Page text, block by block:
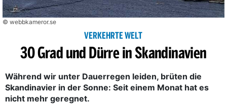
© webbkameror.se
VERKEHRTE WELT
30 Grad und Dürre in Skandinavien
Während wir unter Dauerregen leiden, brüten die
Skandinavier in der Sonne: Seit einem Monat hat es
nicht mehr geregnet.